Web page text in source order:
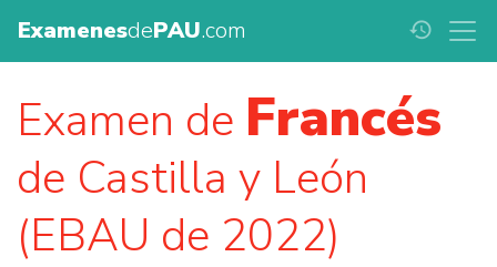
ExamenesdePAU.com history
Examen de Francés
de Castilla y León
(EBAU de 2022)